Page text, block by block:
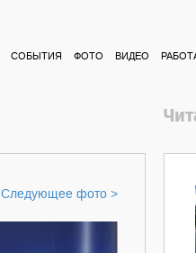
СОБЫТИЯ ФОТО ВИДЕО
Следующее фото >